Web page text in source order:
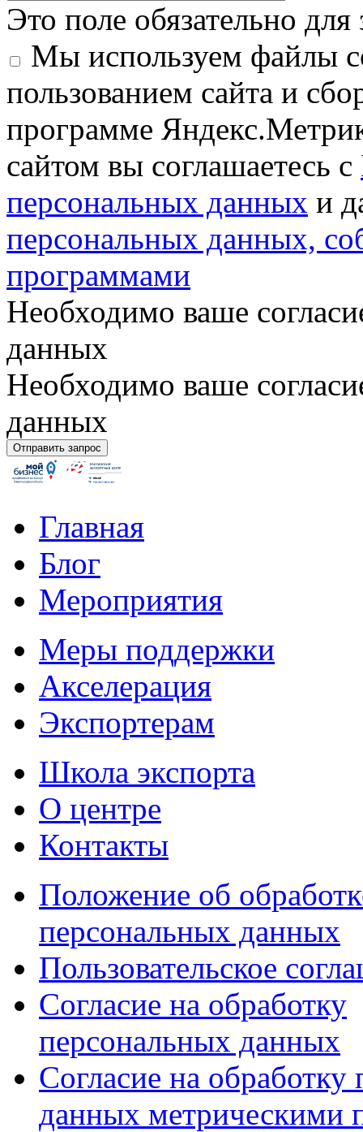
Это поле обязательно для
Мы используем файлы
пользованием сайта и
программе
сайтом вы соглашаетесь с
персональных данных и
персональных данных,
программами
Необходимо ваше
данных
Необходимо ваше
данных
Главная
Блог
Мероприятия
Меры поддержки
Акселерация
Экспортерам
Школа экспорта
О центре
Контакты
Положение об
персональных данных
Пользовательское
Согласие на обработку
персональных данных
Согласие на обработку
данных метрическими